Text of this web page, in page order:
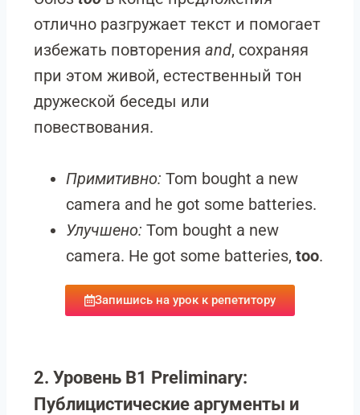
отлично разгружает текст и помогает
избежать повторения and, сохраняя
при этом живой, естественный тон
дружеской беседы или
повествования.
Примитивно: Tom bought a new
camera and he got some batteries.
Улучшено: Tom bought a new
camera. He got some batteries, too.
Запишись на урок к репетитору
2. Уровень B1 Preliminary:
Публицистические аргументы и